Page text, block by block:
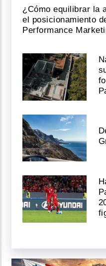
¿Cómo equilibrar la
el posicionamiento
Performance